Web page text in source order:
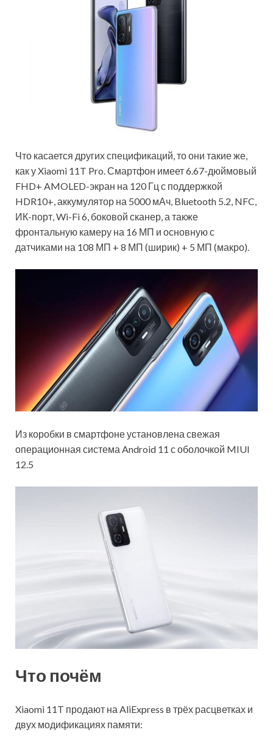
Что касается других спецификаций, то они такие же,
как у Xiaomi 11T Pro. Смартфон имеет 6.67-дюймовый
FHD+ AMOLED-экран на 120 Гц с поддержкой
HDR10+, аккумулятор на 5000 мАч, Bluetooth 5.2, NFC,
ИК-порт, Wi-Fi 6, боковой сканер, а также
фронтальную камеру на 16 МП и основную с
датчиками на 108 МП + 8 МП (ширик) + 5 МП (макро).
Из коробки в смартфоне установлена свежая
операционная система Android 11 с оболочкой MIUI
12.5
Что почём
Xiaomi 11T продают на AliExpress в трёх расцветках и
двух модификациях памяти: